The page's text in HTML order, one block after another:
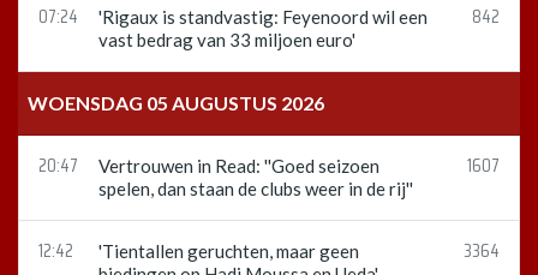
07:24
'Rigaux is standvastig: Feyenoord wil een
vast bedrag van 33 miljoen euro'
842
WOENSDAG 05 AUGUSTUS 2026
20:47
Vertrouwen in Read: ''Goed seizoen
spelen, dan staan de clubs weer in de rij''
1607
12:42
'Tientallen geruchten, maar geen
3364